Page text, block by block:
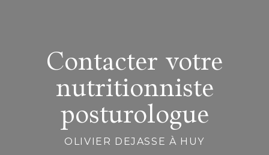
Contacter votre
nutritionniste
posturologue
OLIVIER DEJASSE À HUY